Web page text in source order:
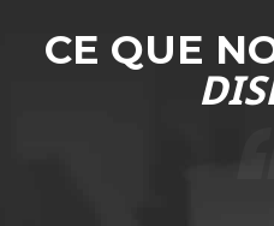
CE QUE